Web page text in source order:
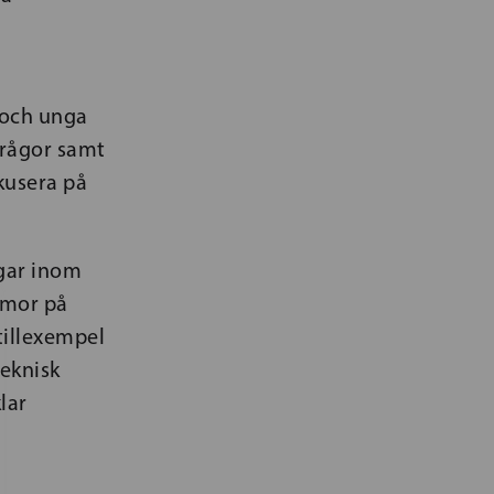
unga
samt
på
inom
på